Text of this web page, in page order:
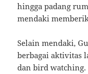
hingga padang
mendaki
Selain mendaki,
berbagai aktivitas
dan bird watching.